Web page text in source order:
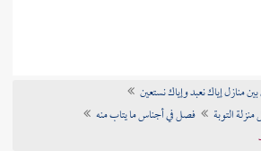
منازل إياك نعبد وإياك نستعين
التوبة
فصل في أجناس ما يتاب منه